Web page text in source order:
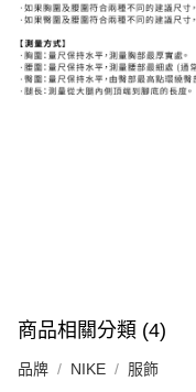
商品相關分類 (4)
品牌 NIKE 服飾